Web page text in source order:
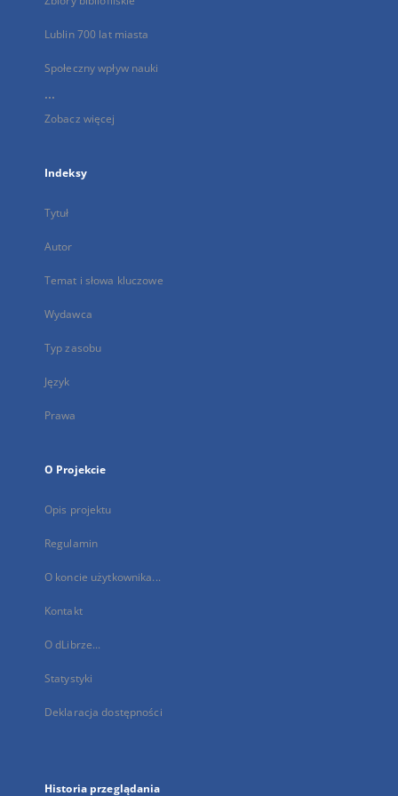
Lublin 700 lat miasta
Społeczny wpływ nauki
...
Zobacz więcej
Indeksy
Tytuł
Autor
Temat i słowa kluczowe
Wydawca
Typ zasobu
Język
Prawa
O Projekcie
Opis projektu
Regulamin
O koncie użytkownika...
Kontakt
O dLibrze...
Statystyki
Deklaracja dostępności
Historia przeglądania